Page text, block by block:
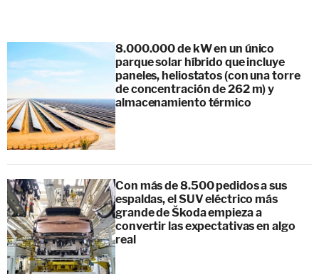
8.000.000 de kW en un único
parque solar híbrido que incluye
paneles, heliostatos (con una torre
de concentración de 262 m) y
almacenamiento térmico
Con más de 8.500 pedidos a sus
espaldas, el SUV eléctrico más
grande de Škoda empieza a
convertir las expectativas en algo
real